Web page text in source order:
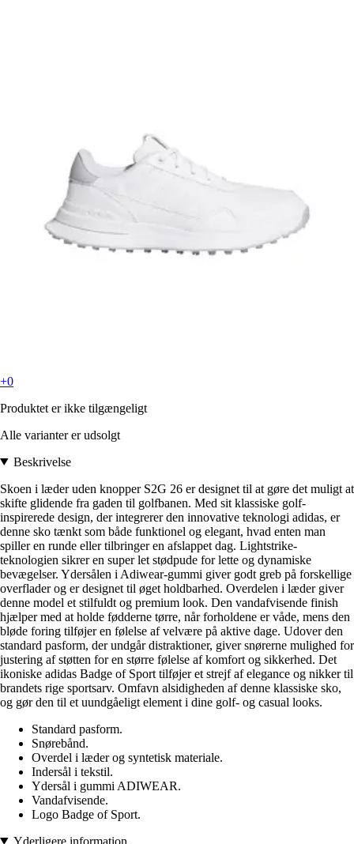
+0
Produktet er ikke tilgængeligt
Alle varianter er udsolgt
Beskrivelse
Skoen i læder uden knopper S2G 26 er designet til at gøre det muligt at
skifte glidende fra gaden til golfbanen. Med sit klassiske golf-
inspirerede design, der integrerer den innovative teknologi adidas, er
denne sko tænkt som både funktionel og elegant, hvad enten man
spiller en runde eller tilbringer en afslappet dag. Lightstrike-
teknologien sikrer en super let stødpude for lette og dynamiske
bevægelser. Ydersålen i Adiwear-gummi giver godt greb på forskellige
overflader og er designet til øget holdbarhed. Overdelen i læder giver
denne model et stilfuldt og premium look. Den vandafvisende finish
hjælper med at holde fødderne tørre, når forholdene er våde, mens den
bløde foring tilføjer en følelse af velvære på aktive dage. Udover den
standard pasform, der undgår distraktioner, giver snørerne mulighed for
justering af støtten for en større følelse af komfort og sikkerhed. Det
ikoniske adidas Badge of Sport tilføjer et strejf af elegance og nikker til
brandets rige sportsarv. Omfavn alsidigheden af denne klassiske sko,
og gør den til et uundgåeligt element i dine golf- og casual looks.
Standard pasform.
Snørebånd.
Overdel i læder og syntetisk materiale.
Indersål i tekstil.
Ydersål i gummi ADIWEAR.
Vandafvisende.
Logo Badge of Sport.
Yderligere information